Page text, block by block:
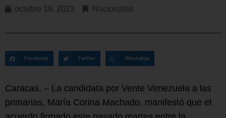
octubre 19, 2023 Nacionales
Facebook Twitter WhatsApp
Caracas. – La candidata por Vente Venezuela a las
primarias, María Corina Machado, manifestó que el